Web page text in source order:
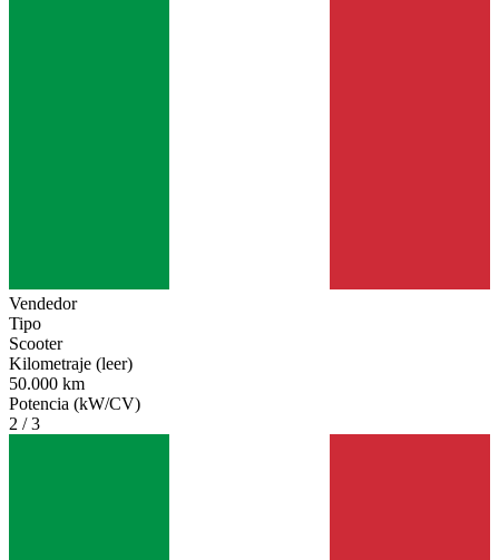
Vendedor
Tipo
Scooter
Kilometraje (leer)
50.000 km
Potencia (kW/CV)
2 / 3